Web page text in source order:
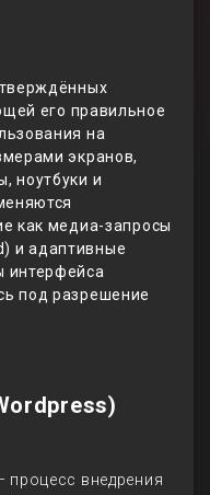
его правильное
на
экранов,
ноутбуки и
как медиа-запросы
и адаптивные
интерфейса
под разрешение
процесс внедрения